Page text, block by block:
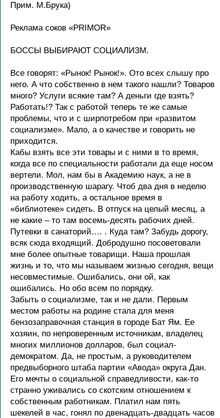
Прим. М.Брука)
Реклама соков «PRIMOR»
БОССЫ ВЫБИРАЮТ СОЦИАЛИЗМ.
Все говорят: «Рынок! Рынок!». Ото всех слышу про
него. А что собственно в нем такого нашли? Товаров
много? Услуги всякие там? А деньги где взять?
Работать!? Так с работой теперь те же самые
проблемы, что и с ширпотребом при «развитом
социализме». Мало, а о качестве и говорить не
приходится.
Кабы взять все эти товары и с ними в то время,
когда все по специальности работали да еще носом
вертели. Мол, нам бы в Академию наук, а не в
производственную шарагу. Чтоб два дня в неделю
на работу ходить, а остальное время в
«библиотеке» сидеть. В отпуск на целый месяц, а
не какие – то там восемь-десять рабочих дней.
Путевки в санаторий…. . Куда там? Забудь дорогу,
всяк сюда входящий. Добродушно посоветовали
мне более опытные товарищи. Наша прошлая
жизнь и то, что мы называем жизнью сегодня, вещи
несовместимые. Ошибались, они ой, как
ошибались. Но обо всем по порядку.
Забыть о социализме, так и не дали. Первым
местом работы на родине стала для меня
бензозаправочная станция в городе Бат Ям. Ее
хозяин, по непроверенным источникам, владелец
многих миллионов долларов, был социал-
демократом. Да, не простым, а руководителем
предвыборного штаба партии «Авода» округа Дан.
Его мечты о социальной справедливости, как-то
странно уживались со скотским отношением к
собственным работникам. Платил нам пять
шекелей в час, гонял по двенадцать-двадцать часов